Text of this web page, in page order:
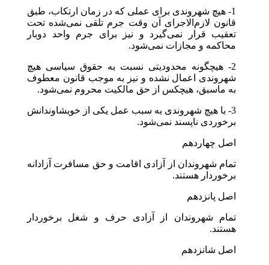
1- هیچ شهروندی برای عملی که در زمان ارتکاب، طبق
قانون‌ لازم‌الاجرای آن وقت جرم تلقی نمی‌شده تحت
تعقیب قرار نمی‌گیرد و نیز برای جرم واحد دوبار
محاکمه و مجازات نمی‌شود.
2- هیچگونه محدودیتی نسبت به حقوق سیاسی هیچ
شهروندی اعمال نشده و نیز به موجب قانون معطوف
به ماسبق، هیچکس از حق مالکیت محروم نمی‌شود.
3- با هیچ شهروندی به سبب عمل یکی از خویشاوندانش
برخوردی ناپسند نمی‌شود.
اصل چهاردهم
تمام شهروندان از آزادی اقامت و حق مسافرت آزادانه
برخوردار هستند.
اصل پانزدهم
تمام شهروندان از آزادی حرف و شغل برخوردار
هستند.
اصل شانزدهم